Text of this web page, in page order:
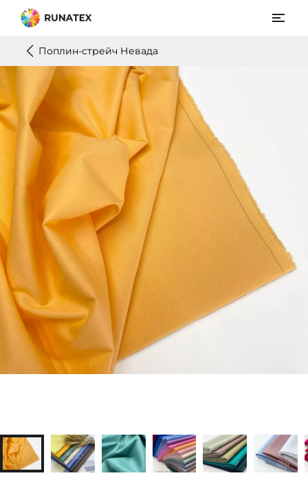
Поплин-стрейч Невада